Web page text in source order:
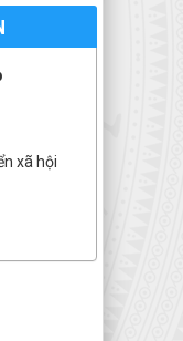
xã hội